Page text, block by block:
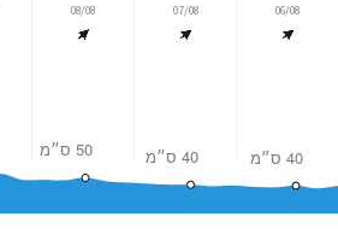
06/08
07/08
08/08